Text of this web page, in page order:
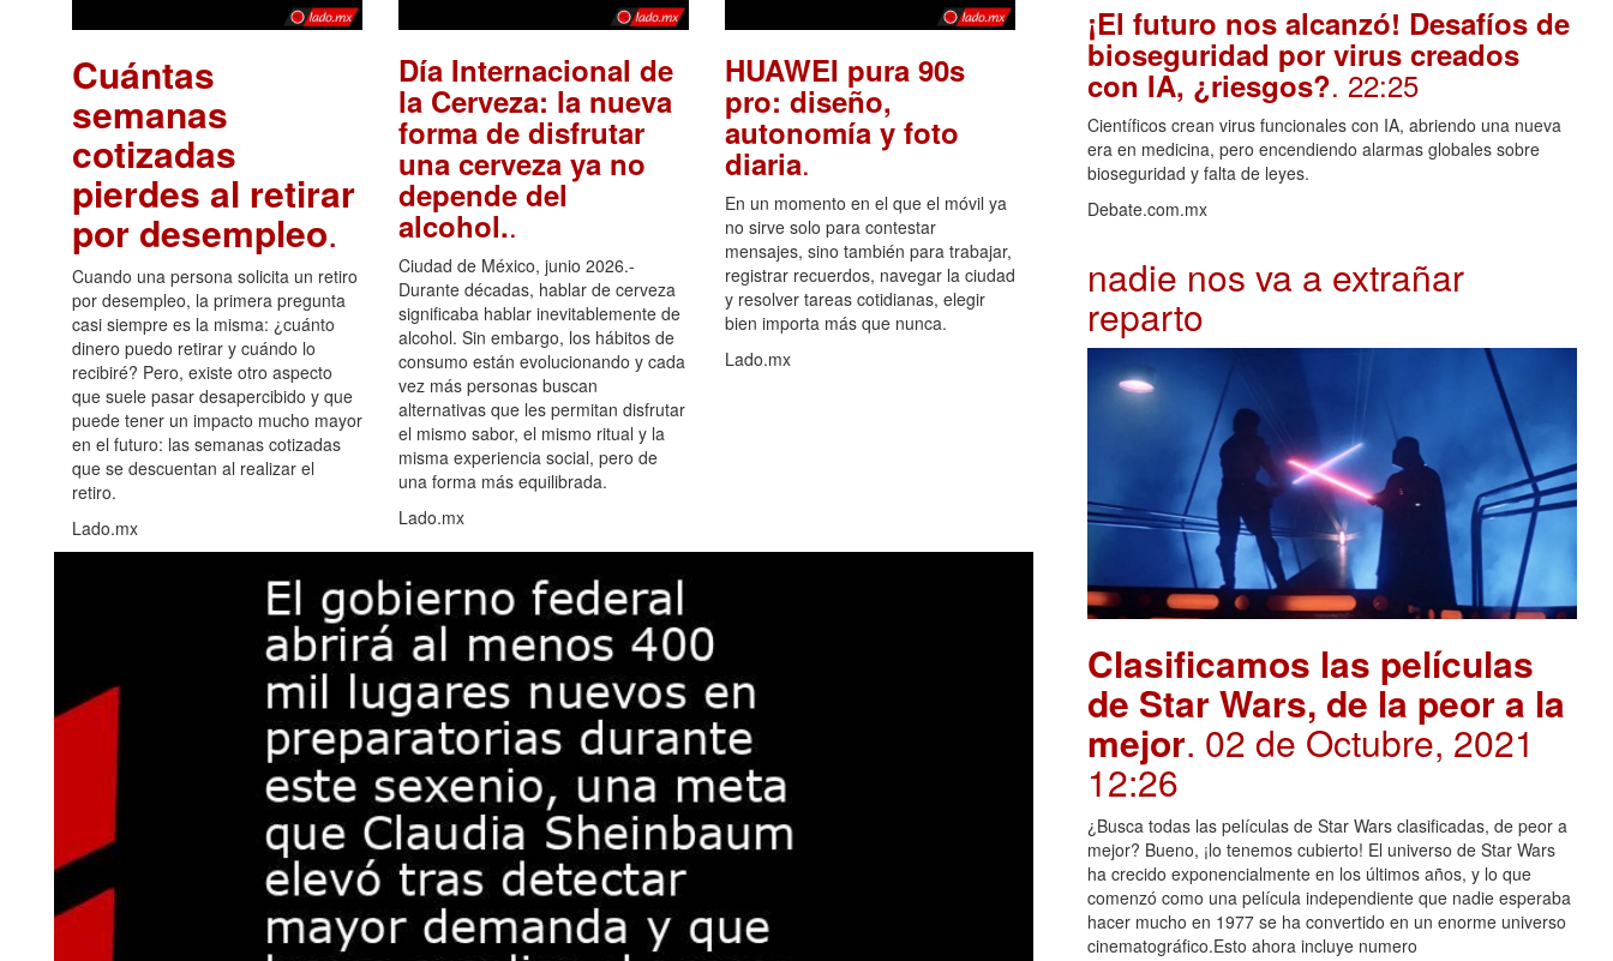
Cuántas
semanas
cotizadas
pierdes al retirar
por desempleo.
Cuando una persona solicita un retiro
por desempleo, la primera pregunta
casi siempre es la misma: ¿cuánto
dinero puedo retirar y cuándo lo
recibiré? Pero, existe otro aspecto
que suele pasar desapercibido y que
puede tener un impacto mucho mayor
en el futuro: las semanas cotizadas
que se descuentan al realizar el
retiro.
Lado.mx
Día Internacional de
la Cerveza: la nueva
forma de disfrutar
una cerveza ya no
depende del
alcohol..
Ciudad de México, junio 2026.-
Durante décadas, hablar de cerveza
significaba hablar inevitablemente de
alcohol. Sin embargo, los hábitos de
consumo están evolucionando y cada
vez más personas buscan
alternativas que les permitan disfrutar
el mismo sabor, el mismo ritual y la
misma experiencia social, pero de
una forma más equilibrada.
Lado.mx
HUAWEI pura 90s
pro: diseño,
autonomía y foto
diaria.
En un momento en el que el móvil ya
no sirve solo para contestar
mensajes, sino también para trabajar,
registrar recuerdos, navegar la ciudad
y resolver tareas cotidianas, elegir
bien importa más que nunca.
Lado.mx
¡El futuro nos alcanzó! Desafíos de
bioseguridad por virus creados
con IA, ¿riesgos?. 22:25
Científicos crean virus funcionales con IA, abriendo una nueva
era en medicina, pero encendiendo alarmas globales sobre
bioseguridad y falta de leyes.
Debate.com.mx
nadie nos va a extrañar
reparto
Clasificamos las películas
de Star Wars, de la peor a la
mejor. 02 de Octubre, 2021
12:26
¿Busca todas las películas de Star Wars clasificadas, de peor a
mejor? Bueno, ¡lo tenemos cubierto! El universo de Star Wars
ha crecido exponencialmente en los últimos años, y lo que
comenzó como una película independiente que nadie esperaba
hacer mucho en 1977 se ha convertido en un enorme universo
cinematográfico.Esto ahora incluye numero